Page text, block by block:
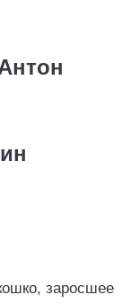
заросшее